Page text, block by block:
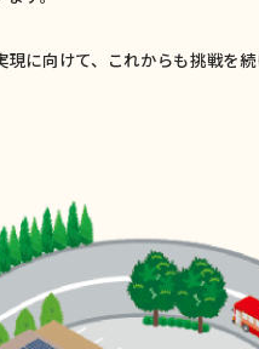
に向けて、これからも挑戦を続